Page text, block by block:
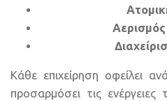
Κάθε επιχείρηση οφείλει
προσαρμόσει τις ενέργειες